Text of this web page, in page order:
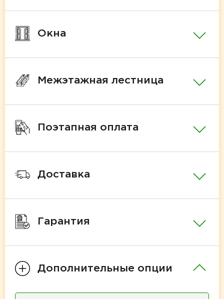
Окна
Межэтажная лестница
Поэтапная оплата
Доставка
Гарантия
Дополнительные опции